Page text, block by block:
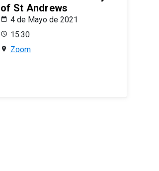
of St Andrews
4 de Mayo de 2021
15:30
Zoom